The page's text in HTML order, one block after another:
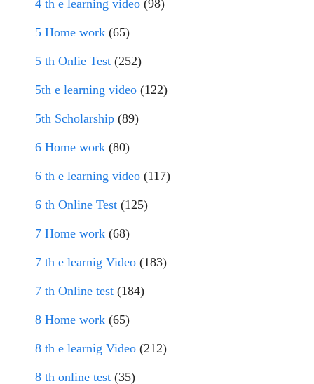
4 th e learning video (98)
5 Home work (65)
5 th Onlie Test (252)
5th e learning video (122)
5th Scholarship (89)
6 Home work (80)
6 th e learning video (117)
6 th Online Test (125)
7 Home work (68)
7 th e learnig Video (183)
7 th Online test (184)
8 Home work (65)
8 th e learnig Video (212)
8 th online test (35)